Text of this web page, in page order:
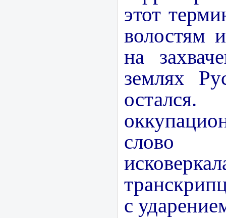
этот
волостям
на
землях
слово
с